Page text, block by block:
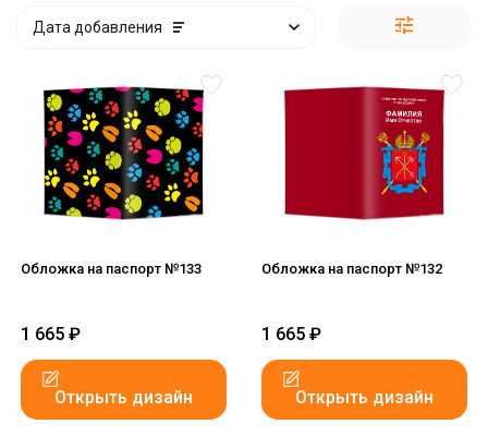
Дата добавления
Обложка на паспорт №133
1 665 ₽
Открыть дизайн
Обложка на паспорт №132
1 665 ₽
Открыть дизайн